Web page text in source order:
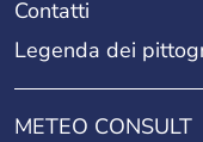
Contatti
Legenda dei
METEO CONSULT